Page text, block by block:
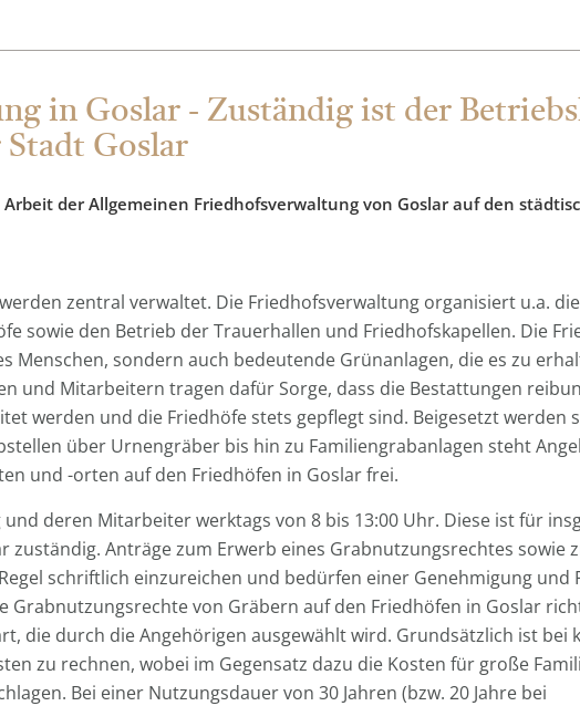
in Goslar - Zuständig ist der
Goslar
der Allgemeinen Friedhofsverwaltung von Goslar auf den
zentral verwaltet. Die Friedhofsverwaltung organisiert u.a.
sowie den Betrieb der Trauerhallen und Friedhofskapellen. Die
Menschen, sondern auch bedeutende Grünanlagen, die es zu
und Mitarbeitern tragen dafür Sorge, dass die Bestattungen
werden und die Friedhöfe stets gepflegt sind. Beigesetzt werden
über Urnengräber bis hin zu Familiengrabanlagen steht
und -orten auf den Friedhöfen in Goslar frei.
deren Mitarbeiter werktags von 8 bis 13:00 Uhr. Diese ist für
zuständig. Anträge zum Erwerb eines Grabnutzungsrechtes sowie
schriftlich einzureichen und bedürfen einer Genehmigung und
Grabnutzungsrechte von Gräbern auf den Friedhöfen in Goslar
die durch die Angehörigen ausgewählt wird. Grundsätzlich ist bei
zu rechnen, wobei im Gegensatz dazu die Kosten für große
Bei einer Nutzungsdauer von 30 Jahren (bzw. 20 Jahre bei